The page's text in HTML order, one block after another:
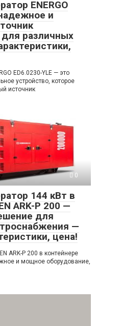
ENERGO
и
различных
ED6.0230-YLE — это
устройство, которое
источник
0
144 кВт в
ARK-P 200 —
для
—
цена!
ARK-P 200 в контейнере
и мощное оборудование,